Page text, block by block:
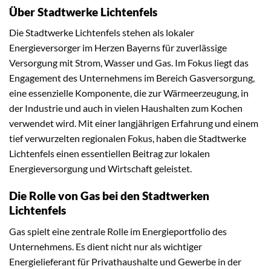
Über Stadtwerke Lichtenfels
Die Stadtwerke Lichtenfels stehen als lokaler
Energieversorger im Herzen Bayerns für zuverlässige
Versorgung mit Strom, Wasser und Gas. Im Fokus liegt das
Engagement des Unternehmens im Bereich Gasversorgung,
eine essenzielle Komponente, die zur Wärmeerzeugung, in
der Industrie und auch in vielen Haushalten zum Kochen
verwendet wird. Mit einer langjährigen Erfahrung und einem
tief verwurzelten regionalen Fokus, haben die Stadtwerke
Lichtenfels einen essentiellen Beitrag zur lokalen
Energieversorgung und Wirtschaft geleistet.
Die Rolle von Gas bei den Stadtwerken
Lichtenfels
Gas spielt eine zentrale Rolle im Energieportfolio des
Unternehmens. Es dient nicht nur als wichtiger
Energielieferant für Privathaushalte und Gewerbe in der